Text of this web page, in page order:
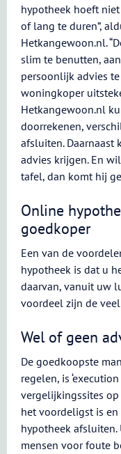
hypotheek hoeft
of lang te duren”,
Hetkangewoon.nl.
slim te benutten,
persoonlijk advies
woningkoper
Hetkangewoon.nl
doorrekenen,
afsluiten.
advies krijgen. En
tafel, dan komt hij
Online
goedkoper
Een van de
hypotheek is dat u
daarvan, vanuit uw
voordeel zijn de
Wel of geen
De goedkoopste
regelen, is
vergelijkingssites
het voordeligst is
hypotheek afsluiten.
mensen voor foute